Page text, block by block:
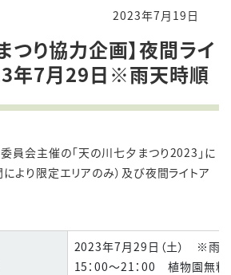
2023年7月19日
つり協力企画】夜間ライ
年7月29日※雨天時順
員会主催の「天の川七夕まつり2023」に
より限定エリアのみ）及び夜間ライトア
2023年7月29日（土） ※雨天
15：00～21：00 植物園無料